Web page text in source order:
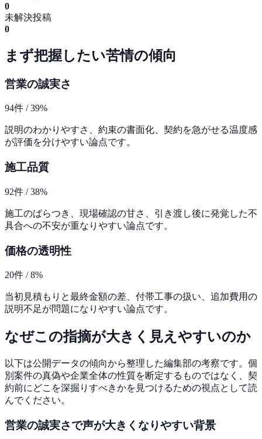
0
未解決投稿
0
まず把握したい苦情の傾向
営業の誠実さ
94件 /39%
説明のわかりやすさ、約束の書面化、契約を急がせる温度感
が評価を分けやすい論点です。
施工品質
92件 /38%
施工のばらつき、現場確認の甘さ、引き渡し後に発覚した不
具合への不安が重なりやすい論点です。
価格の透明性
20件 /8%
当初見積もりと最終金額の差、付帯工事の扱い、追加費用の
説明不足が問題になりやすい論点です。
なぜこの指摘が大きく見えやすいのか
以下は公開データの傾向から整理した編集部の考察です。個
別案件の真偽や企業全体の性質を断定するものではなく、契
約前にどこを深掘りすべきかを見つけるための視点として読
んでください。
営業の誠実さで声が大きくなりやすい背景